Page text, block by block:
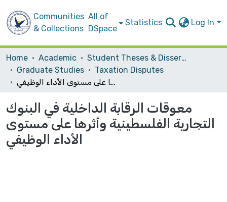
Communities
& Collections
All of
DSpace
Statistics Log In
Home Academic
Student Theses & Dissertations
Graduate Studies
Taxation Disputes
معوقات الرقابة الداخلية في البنوك التجارية الفلسطينية وأثرها على مستوى الأداء الوظيفي
معوقات الرقابة الداخلية في البنوك
التجارية الفلسطينية وأثرها على مستوى
الأداء الوظيفي